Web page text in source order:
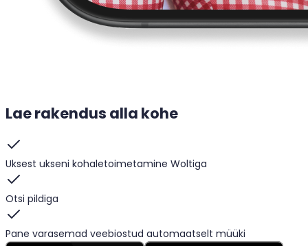
Lae rakendus alla kohe
Uksest ukseni kohaletoimetamine Woltiga
Otsi pildiga
Pane varasemad veebiostud automaatselt müüki